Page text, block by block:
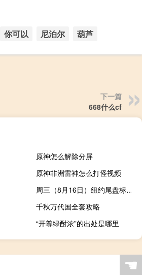
你可以 尼泊尔 葫芦
下一篇
668什么cf
原神怎么解除分屏
原神非洲雷神怎么打怪视频
周三（8月16日）纽约尾盘标普500股指期货最终下跌0.77%道指期货跌0.44%纳斯达克100股指期货跌1.09%
千秋万代国全套攻略
“开尊绿酎浓”的出处是哪里
☚